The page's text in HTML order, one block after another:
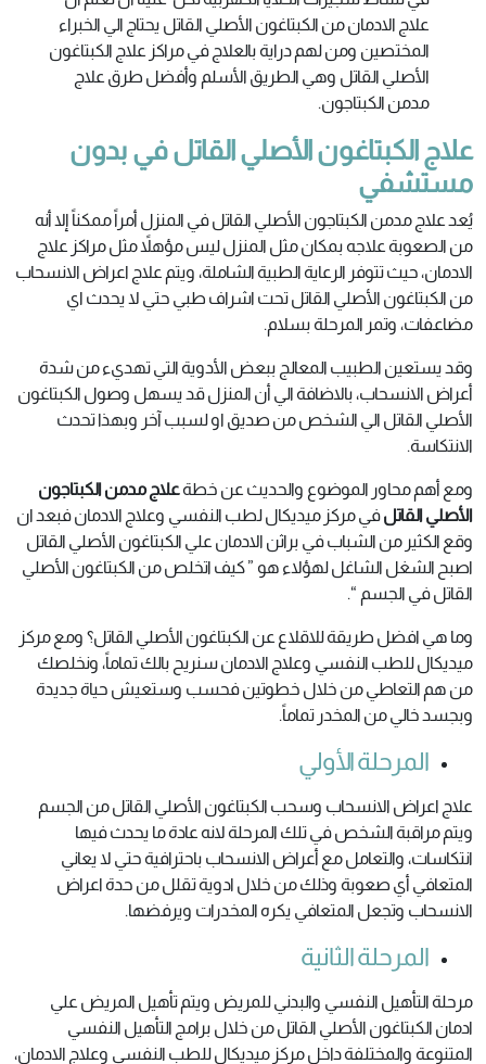
علاج الادمان من الكبتاغون الأصلي القاتل يحتاج الي الخبراء
المختصين ومن لهم دراية بالعلاج في مراكز علاج الكبتاغون
الأصلي القاتل وهي الطريق الأسلم وأفضل طرق علاج
مدمن الكبتاجون.
علاج الكبتاغون الأصلي القاتل في بدون
مستشفي
يُعد علاج مدمن الكبتاجون الأصلي القاتل في المنزل أمراً ممكناً إلا أنه
من الصعوبة علاجه بمكان مثل المنزل ليس مؤهلاً مثل مراكز علاج
الادمان، حيث تتوفر الرعاية الطبية الشاملة، ويتم علاج اعراض الانسحاب
من الكبتاغون الأصلي القاتل تحت اشراف طبي حتي لا يحدث اي
مضاعفات، وتمر المرحلة بسلام.
وقد يستعين الطبيب المعالج ببعض الأدوية التي تهديء من شدة
أعراض الانسحاب، بالاضافة الي أن المنزل قد يسهل وصول الكبتاغون
الأصلي القاتل الي الشخص من صديق او لسبب آخر وبهذا تحدث
الانتكاسة.
ومع أهم محاور الموضوع والحديث عن خطةعلاج مدمن الكبتاجون
الأصلي القاتلفي مركز ميديكال لطب النفسي وعلاج الادمان فبعد ان
وقع الكثير من الشباب في براثن الادمان علي الكبتاغون الأصلي القاتل
اصبح الشغل الشاغل لهؤلاء هو ” كيف اتخلص من الكبتاغون الأصلي
القاتل في الجسم “.
وما هي افضل طريقة للاقلاع عن الكبتاغون الأصلي القاتل؟ ومع مركز
ميديكال للطب النفسي وعلاج الادمان سنريح بالك تماماً، ونخلصك
من هم التعاطي من خلال خطوتين فحسب وستعيش حياة جديدة
وبجسد خالي من المخدر تماماً.
المرحلة الأولي
علاج اعراض الانسحاب وسحب الكبتاغون الأصلي القاتل من الجسم
ويتم مراقبة الشخص في تلك المرحلة لانه عادة ما يحدث فيها
انتكاسات، والتعامل مع أعراض الانسحاب باحترافية حتي لا يعاني
المتعافي أي صعوبة وذلك من خلال ادوية تقلل من حدة اعراض
الانسحاب وتجعل المتعافي يكره المخدرات ويرفضها.
المرحلة الثانية
مرحلة التأهيل النفسي والبدني للمريض ويتم تأهيل المريض علي
ادمان الكبتاغون الأصلي القاتل من خلال برامج التأهيل النفسي
المتنوعة والمختلفة داخل مركز ميديكال للطب النفسي وعلاج الادمان،